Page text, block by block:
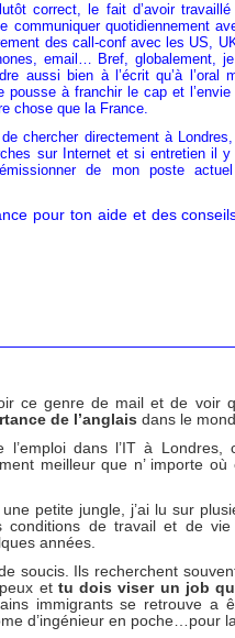
correct, le fait d’avoir
communiquer quotidiennement
des call-conf avec les US,
email… Bref, globalement,
aussi bien à l’écrit qu’à l’oral
pousse à franchir le cap et
chose que la France.
chercher directement à
sur Internet et si entretien il
de mon poste
pour ton aide et des
ce genre de mail et de voir
de l’anglais dans le
dans l’IT à Londres,
meilleur que n’ importe
une petite jungle, j’ai lu sur
conditions de travail et de
années.
soucis. Ils recherchent
ettu dois viser un job
immigrants se retrouve a
d’ingénieur en poche…pour